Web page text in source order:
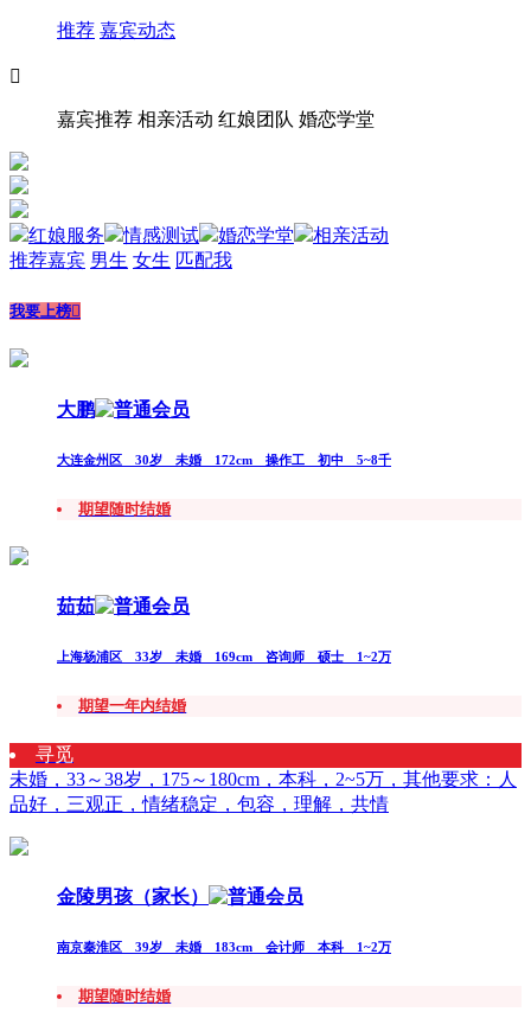
推荐 嘉宾动态

嘉宾推荐 相亲活动 红娘团队 婚恋学堂
红娘服务 情感测试 婚恋学堂
相亲活动
推荐嘉宾 男生 女生 匹配我
我要上榜
大鹏
大连金州区 30岁 未婚 172cm 操作工 初中 5~8千
期望随时结婚
茹茹
上海杨浦区 33岁 未婚 169cm 咨询师 硕士 1~2万
期望一年内结婚
寻觅
未婚，33～38岁，175～180cm，本科，2~5万，其他要求：人
品好，三观正，情绪稳定，包容，理解，共情
金陵男孩（家长）
南京秦淮区 39岁 未婚 183cm 会计师 本科 1~2万
期望随时结婚